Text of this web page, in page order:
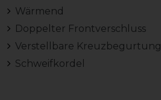
Wärmend
Doppelter Frontverschluss
Verstellbare Kreuzbegurtung
Schweifkordel